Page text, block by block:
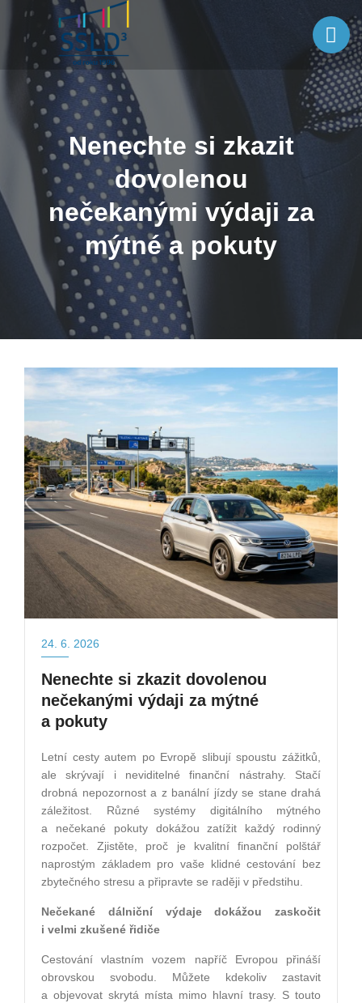
Nenechte si zkazit
dovolenou
nečekanými výdaji za
mýtné a pokuty
24. 6. 2026
Nenechte si zkazit dovolenou
nečekanými výdaji za mýtné
a pokuty
Letní cesty autem po Evropě slibují spoustu zážitků,
ale skrývají i neviditelné finanční nástrahy. Stačí
drobná nepozornost a z banální jízdy se stane drahá
záležitost. Různé systémy digitálního mýtného
a nečekané pokuty dokážou zatížit každý rodinný
rozpočet. Zjistěte, proč je kvalitní finanční polštář
naprostým základem pro vaše klidné cestování bez
zbytečného stresu a připravte se raději v předstihu.
Nečekané dálniční výdaje dokážou zaskočit
i velmi zkušené řidiče
Cestování vlastním vozem napříč Evropou přináší
obrovskou svobodu. Můžete kdekoliv zastavit
a objevovat skrytá místa mimo hlavní trasy. S touto